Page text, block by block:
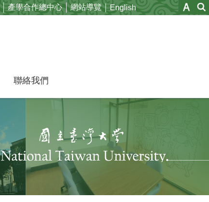
產學合作總中心 網站導覽 English
聯絡我們